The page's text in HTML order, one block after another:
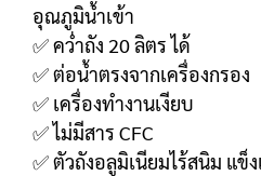
อุณภูมิน้ำเข้า
✅ คว่ำถัง 20 ลิตร ได้
✅ ต่อน้ำตรงจากเครื่องกรอง
✅ เครื่องทำงานเงียบ
✅ ไม่มีสาร CFC
✅ ตัวถังอลูมิเนียมไร้สนิม แข็